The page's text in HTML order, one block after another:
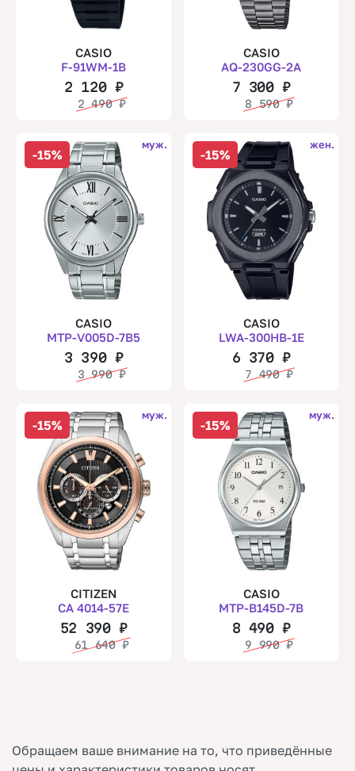
CASIO
F-91WM-1B
2 120 ₽
2 490₽
CASIO
AQ-230GG-2A
7 300₽
8 590₽
-15%
муж.
CASIO
MTP-V005D-7B5
3 390 ₽
3 990₽
-15%
жен.
CASIO
LWA-300HB-1E
6 370₽
7 490₽
-15%
муж.
CITIZEN
CA 4014-57E
52 390₽
61 640₽
-15%
муж.
CASIO
MTP-B145D-7B
8 490₽
9 990₽
Обращаем ваше внимание на то, что приведённые